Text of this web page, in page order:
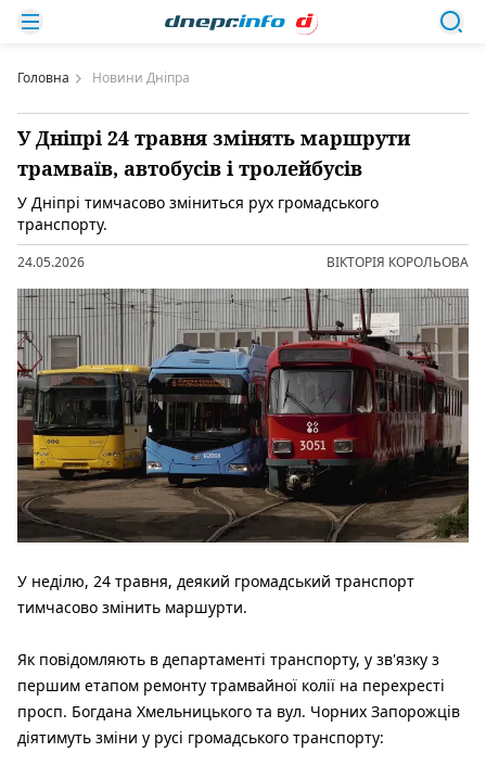
Головна Новини Дніпра
У Дніпрі 24 травня змінять маршрути
трамваїв, автобусів і тролейбусів
У Дніпрі тимчасово зміниться рух громадського
транспорту.
24.05.2026 ВІКТОРІЯ КОРОЛЬОВА
У неділю, 24 травня, деякий громадський транспорт
тимчасово змінить маршурти.
Як повідомляють в департаменті транспорту, у зв'язку з
першим етапом ремонту трамвайної колії на перехресті
просп. Богдана Хмельницького та вул. Чорних Запорожців
діятимуть зміни у русі громадського транспорту: